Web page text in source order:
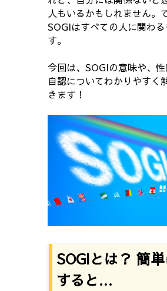
人もいるかもしれません。
SOGIはすべての人に関わ
す。
今回は、SOGIの意味や、
自認についてわかりやすく
きます！
SOGIとは？ 簡
すると…